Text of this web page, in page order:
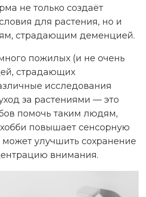
не только создаёт
для растения, но и
страдающим деменцией.
пожилых (и не очень
страдающих
исследования
за растениями — это
помочь таким людям,
хобби повышает сенсорную
улучшить сохранение
внимания.